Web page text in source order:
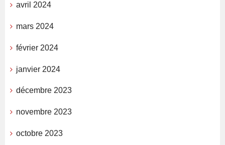
avril 2024
mars 2024
février 2024
janvier 2024
décembre 2023
novembre 2023
octobre 2023